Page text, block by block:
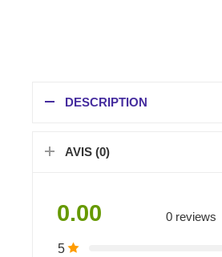
DESCRIPTION
AVIS (0)
0.00 0 reviews
5